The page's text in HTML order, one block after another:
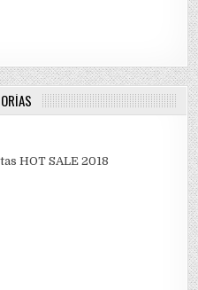
HOT SALE 2018